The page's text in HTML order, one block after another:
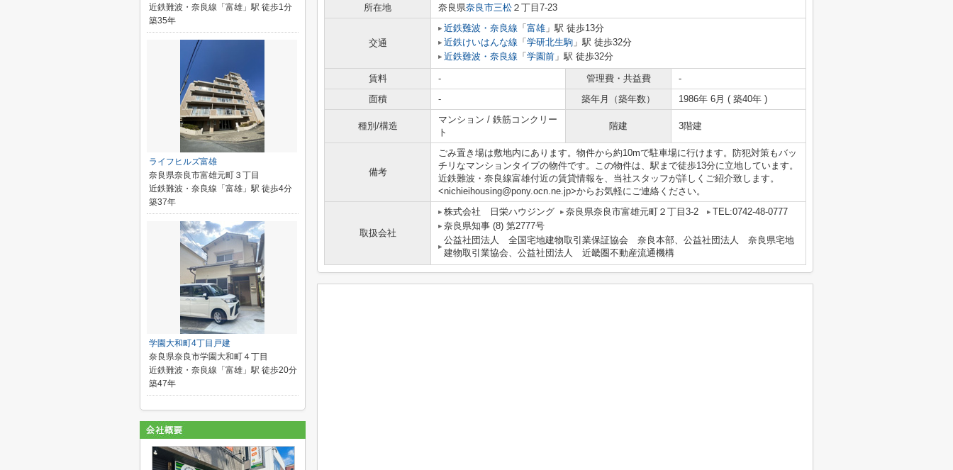
所在地 奈良県奈良市三松 ２丁目7-23
交通
近鉄難波・奈良線 「 富雄 」駅 徒歩13分
近鉄けいはんな線 「 学研北生駒 」駅 徒歩32分
近鉄難波・奈良線 「 学園前 」駅 徒歩32分
賃料 - 管理費・共益費
-
面積
- 築年月（築年数） 1986年 6月 ( 築40年 )
種別/構造
マンション / 鉄筋コンクリー
ト
階建 3階建
備考
ごみ置き場は敷地内にあります。物件から約10mで駐車場に行けます。防犯対策もバッ
チリなマンションタイプの物件です。この物件は、駅まで徒歩13分に立地しています。
近鉄難波・奈良線富雄付近の賃貸情報を、当社スタッフが詳しくご紹介致します。
<nichieihousing@pony.ocn.ne.jp>からお気軽にご連絡ください。
取扱会社
株式会社 日栄ハウジング 奈良県奈良市富雄元町２丁目3-2
TEL:0742-48-0777
奈良県知事 (8) 第2777号
公益社団法人 全国宅地建物取引業保証協会 奈良本部、公益社団法人 奈良県宅地
建物取引業協会、公益社団法人 近畿圏不動産流通機構
近鉄難波・奈良線「富雄」駅 徒歩1分
築35年
ライフヒルズ富雄
奈良県奈良市富雄元町３丁目
近鉄難波・奈良線「富雄」駅 徒歩4分
築37年
学園大和町4丁目戸建
奈良県奈良市学園大和町４丁目
近鉄難波・奈良線「富雄」駅 徒歩20分
築47年